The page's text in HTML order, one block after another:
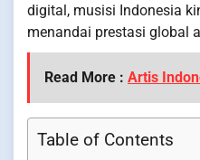
digital, musisi Indonesia
menandai prestasi global
Read More : Artis
Table of Contents